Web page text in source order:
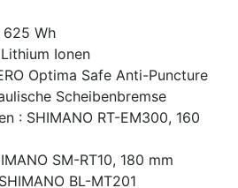
625 Wh
Ionen
Optima Safe Anti-Puncture
Scheibenbremse
: SHIMANO RT-EM300, 160
SM-RT10, 180 mm
BL-MT201